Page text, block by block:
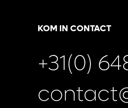
KOM IN CONTACT
+31(0)